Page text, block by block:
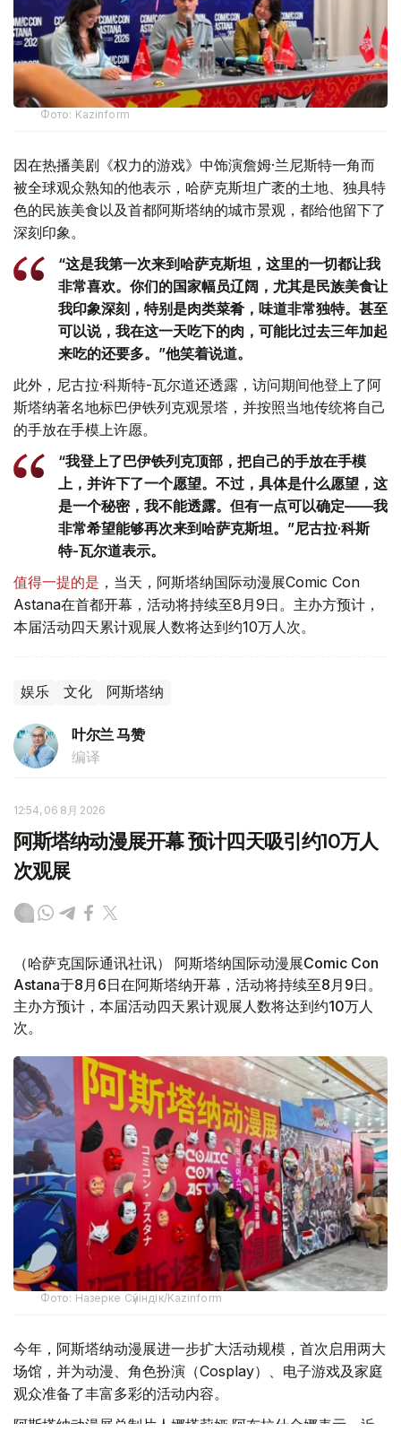
Фото: Kazinform
因在热播美剧《权力的游戏》中饰演詹姆·兰尼斯特一角而
被全球观众熟知的他表示，哈萨克斯坦广袤的土地、独具特
色的民族美食以及首都阿斯塔纳的城市景观，都给他留下了
深刻印象。
“这是我第一次来到哈萨克斯坦，这里的一切都让我
非常喜欢。你们的国家幅员辽阔，尤其是民族美食让
我印象深刻，特别是肉类菜肴，味道非常独特。甚至
可以说，我在这一天吃下的肉，可能比过去三年加起
来吃的还要多。”他笑着说道。
此外，尼古拉·科斯特-瓦尔道还透露，访问期间他登上了阿
斯塔纳著名地标巴伊铁列克观景塔，并按照当地传统将自己
的手放在手模上许愿。
“我登上了巴伊铁列克顶部，把自己的手放在手模
上，并许下了一个愿望。不过，具体是什么愿望，这
是一个秘密，我不能透露。但有一点可以确定——我
非常希望能够再次来到哈萨克斯坦。”尼古拉·科斯
特-瓦尔道表示。
值得一提的是 ，当天，阿斯塔纳国际动漫展Comic Con
Astana在首都开幕，活动将持续至8月9日。主办方预计，
本届活动四天累计观展人数将达到约10万人次。
娱乐 文化 阿斯塔纳
叶尔兰 马赞
编译
12:54, 06 8月 2026
阿斯塔纳动漫展开幕 预计四天吸引约10万人
次观展
（哈萨克国际通讯社讯） 阿斯塔纳国际动漫展Comic Con
Astana于8月6日在阿斯塔纳开幕，活动将持续至8月9日。
主办方预计，本届活动四天累计观展人数将达到约10万人
次。
Фото: Назерке Сүйіндік/Kazinform
今年，阿斯塔纳动漫展进一步扩大活动规模，首次启用两大
场馆，并为动漫、角色扮演（Cosplay）、电子游戏及家庭
观众准备了丰富多彩的活动内容。
阿斯塔纳动漫展总制片人娜塔莉娅·阿布拉什金娜表示，近